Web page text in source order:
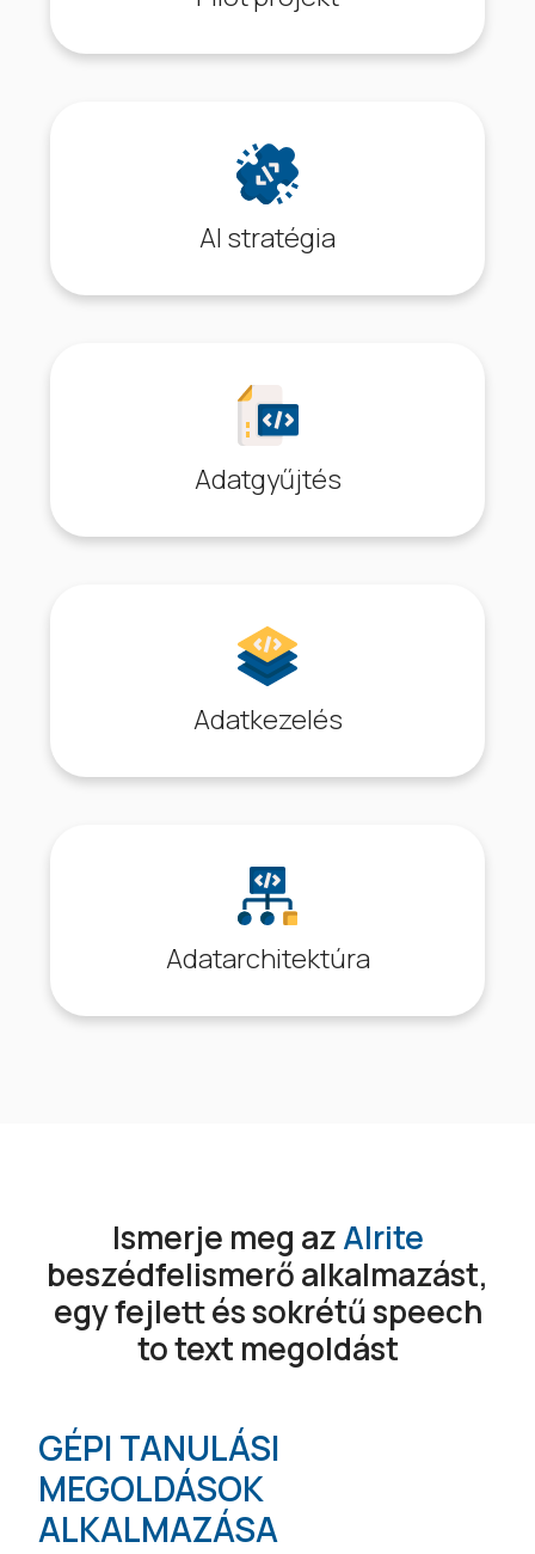
AI stratégia
Adatgyűjtés
Adatkezelés
Adatarchitektúra
Ismerje meg azAlrite
beszédfelismerő alkalmazást,
egy fejlett és sokrétű speech
to text megoldást
GÉPI TANULÁSI
MEGOLDÁSOK
ALKALMAZÁSA